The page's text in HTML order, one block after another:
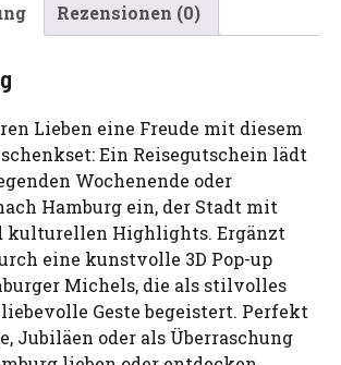
Rezensionen (0)
Lieben eine Freude mit diesem
Ein Reisegutschein lädt
Wochenende oder
Hamburg ein, der Stadt mit
kulturellen Highlights. Ergänzt
eine kunstvolle 3D Pop-up
Michels, die als stilvolles
Geste begeistert. Perfekt
Jubiläen oder als Überraschung